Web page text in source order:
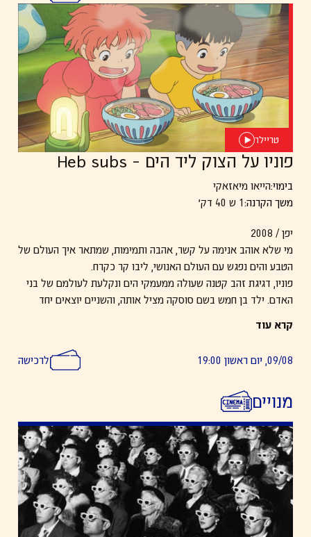
טריילר
פוניו על הצוק ליד הים – Heb subs
בימוי:הייאו מיאזאקי
משך הקרנה:1 ש 40 דק׳
יפן / 2008
מי שלא אוהב אנימה על קשר, אהבה ותמימות, שמתאר איך העולם של
הטבע והים נפגש עם העולם האנושי, ליבו קר כקרח.
פוניו, דגיגת זהב קטנה שעולה ממעמקי הים ונקלעת לעולמם של בני
האדם. ילד בן חמש בשם סוסקה מציל אותה, והשניים יוצאים יחד
אמיתית. סרטו של הייאו מיאזאקי הוא סיפור מלא דמיון, אהבה וקסם
צויר ביד חופשית, פריים אחר פריים, בלי שימוש באנימציה ממוחשבת.
הידניות הגדולות והמרהיבות של ג׳יבלי.
קרא עוד
09/08, יום ראשון 19:00 לרכישה
מנויים